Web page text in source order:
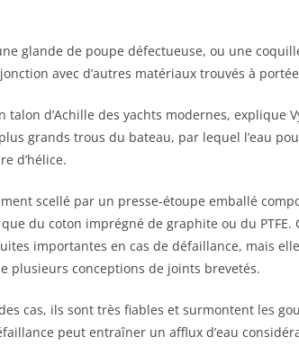
glande de poupe défectueuse, ou une
avec d’autres matériaux trouvés à
talon d’Achille des yachts modernes, explique
grands trous du bateau, par lequel l’eau
d’hélice.
scellé par un presse-étoupe emballé
du coton imprégné de graphite ou du PTFE.
importantes en cas de défaillance, mais
plusieurs conceptions de joints brevetés.
cas, ils sont très fiables et surmontent les
peut entraîner un afflux d’eau